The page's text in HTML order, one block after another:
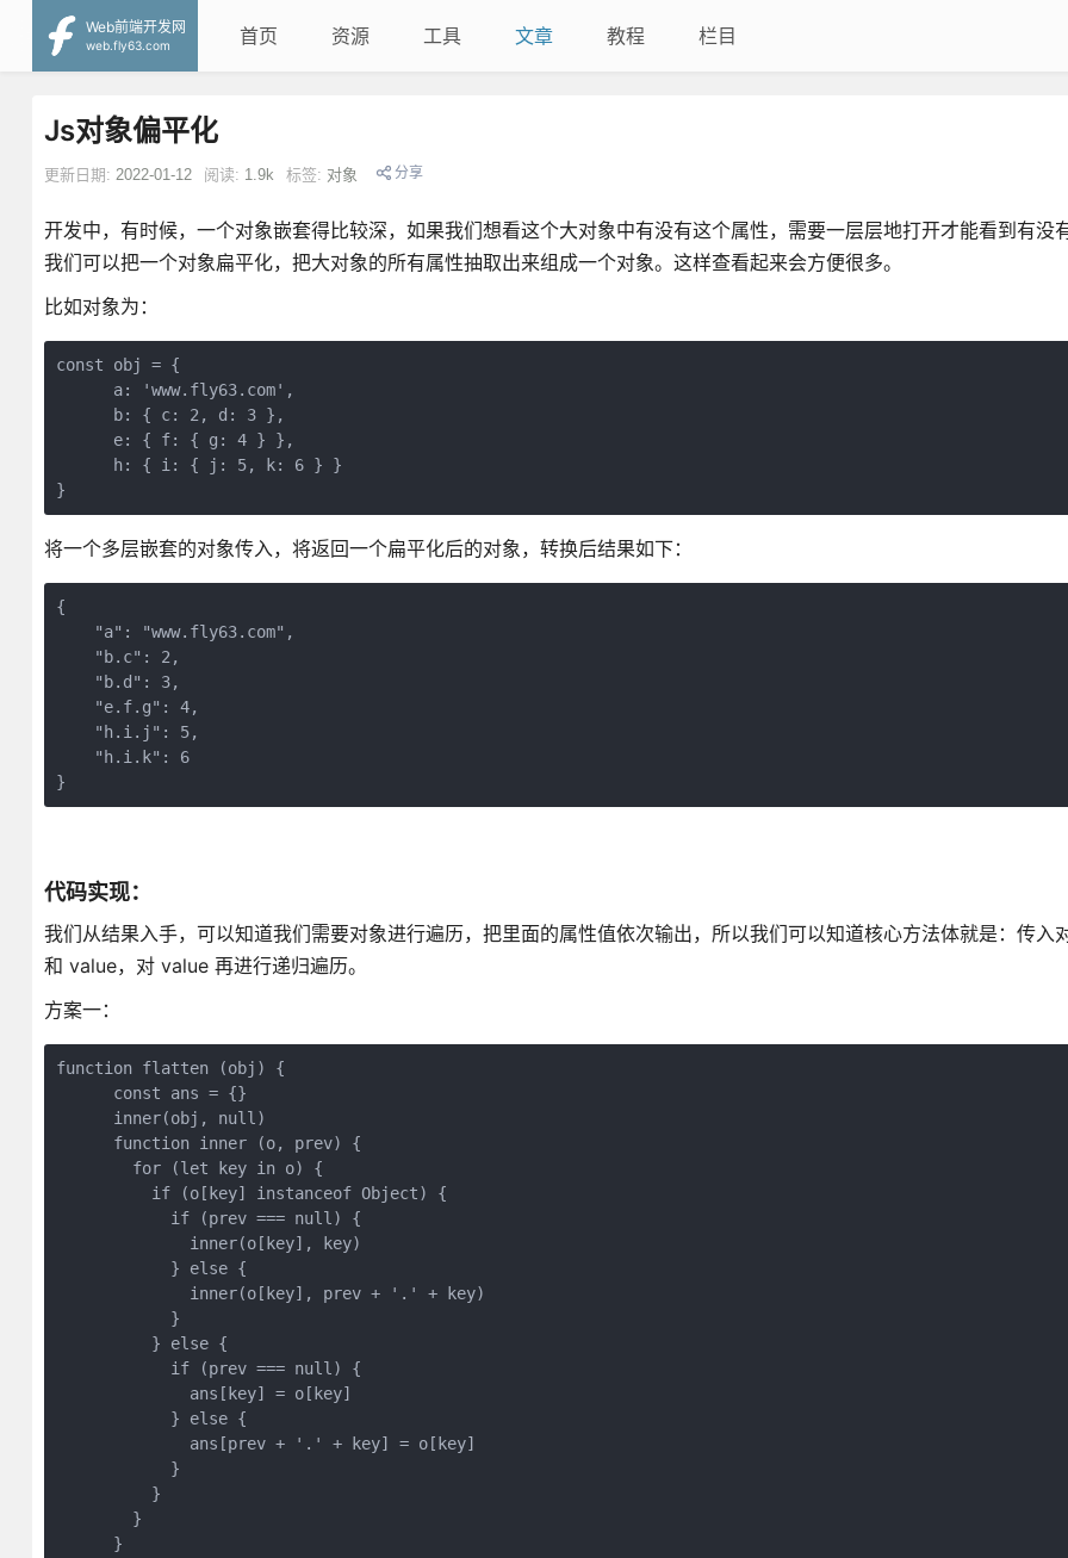
Web前端开发网
web.fly63.com
首页 资源 工具 文章 教程 栏目
Js对象偏平化
更新日期: 2022-01-12 阅读: 1.9k 标签: 对象 分享
开发中，有时候，一个对象嵌套得比较深，如果我们想看这个大对象中有没有这个属性，需要一层层地打开才能看到有没
我们可以把一个对象扁平化，把大对象的所有属性抽取出来组成一个对象。这样查看起来会方便很多。
比如对象为：
const obj = {
      a: 'www.fly63.com',
      b: { c: 2, d: 3 },
      e: { f: { g: 4 } },
      h: { i: { j: 5, k: 6 } }
}
将一个多层嵌套的对象传入，将返回一个扁平化后的对象，转换后结果如下：
{
    "a": "www.fly63.com",
    "b.c": 2,
    "b.d": 3,
    "e.f.g": 4,
    "h.i.j": 5,
    "h.i.k": 6
}
代码实现：
我们从结果入手，可以知道我们需要对象进行遍历，把里面的属性值依次输出，所以我们可以知道核心方法体就是：传入
和 value，对 value 再进行递归遍历。
方案一：
function flatten (obj) {
      const ans = {}
      inner(obj, null)
      function inner (o, prev) {
        for (let key in o) {
          if (o[key] instanceof Object) {
            if (prev === null) {
              inner(o[key], key)
            } else {
              inner(o[key], prev + '.' + key)
            }
          } else {
            if (prev === null) {
              ans[key] = o[key]
            } else {
              ans[prev + '.' + key] = o[key]
            }
          }
        }
      }